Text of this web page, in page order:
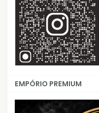
EMPÓRIO PREMIUM